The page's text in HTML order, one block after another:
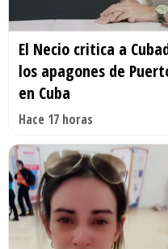
El Necio critica a
los apagones de
en Cuba
Hace 17 horas